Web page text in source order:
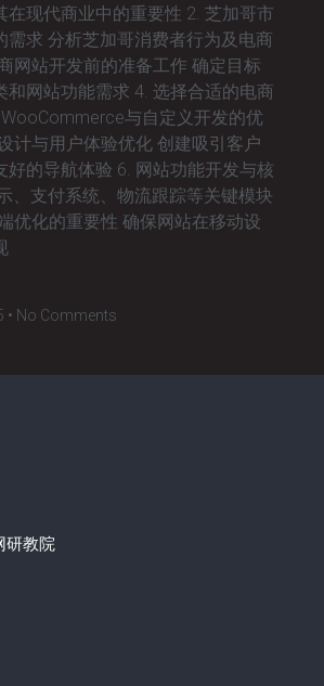
在现代商业中的重要性 2. 芝加哥市
需求 分析芝加哥消费者行为及电商
网站开发前的准备工作 确定目标
和网站功能需求 4. 选择合适的电商
与自定义开发的优
计与用户体验优化 创建吸引客户
好的导航体验 6. 网站功能开发与核
、支付系统、物流跟踪等关键模块
优化的重要性 确保网站在移动设
No Comments
研教院